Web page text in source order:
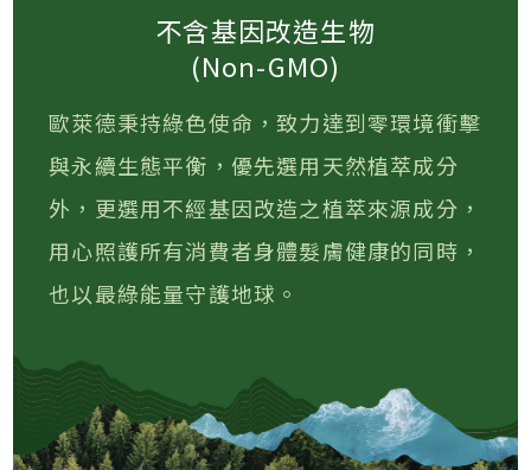
不含基因改造生物
(Non-GMO)
歐萊德秉持綠色使命，致力達到零環境衝擊
與永續生態平衡，優先選用天然植萃成分
外，更選用不經基因改造之植萃來源成分，
用心照護所有消費者身體髮膚健康的同時，
也以最綠能量守護地球。